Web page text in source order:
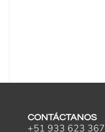
CONTÁCTANOS
+51 933 623 367